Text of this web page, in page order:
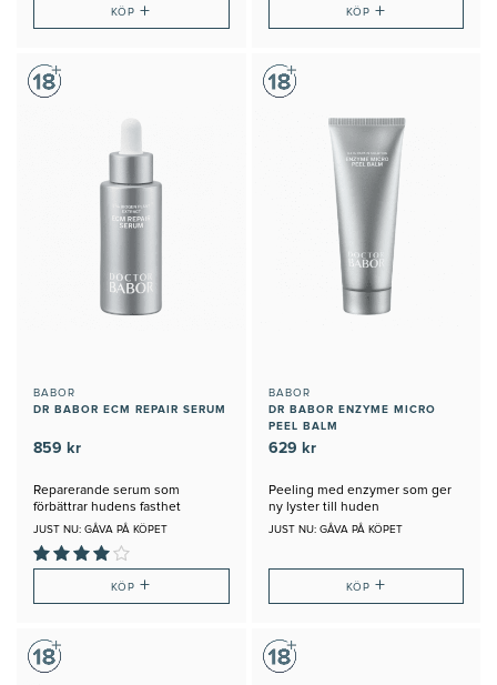
KÖP+ KÖP +
BABOR
DR BABOR ECM REPAIR SERUM
859 kr
Reparerande serum som
förbättrar hudens fasthet
JUST NU: GÅVA PÅ KÖPET
KÖP+
BABOR
DR BABOR ENZYME MICRO
PEEL BALM
629 kr
Peeling med enzymer som ger
ny lyster till huden
JUST NU: GÅVA PÅ KÖPET
KÖP +